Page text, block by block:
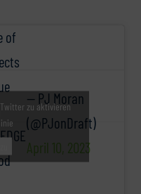
of
— PJ Moran
(@PJonDraft)
April 10, 2023
zu aktivieren